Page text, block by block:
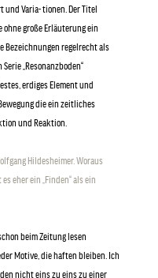
und Varia- tionen. Der Titel
ohne große Erläuterung ein
Bezeichnungen regelrecht als
„Resonanzboden“
erdiges Element und
die ein zeitliches
und Reaktion.
Hildesheimer. Woraus
eher ein „Finden“ als ein
beim Zeitung lesen
Motive, die haften bleiben. Ich
nicht eins zu eins zu einer